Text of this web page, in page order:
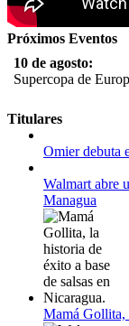
Próximos Eventos
10 de agosto:
Supercopa de
11 al 21 de agosto:
Campeonato
12 de agosto:
Empieza La Liga
Titulares
Omier debuta
Walmart abre
Managua
Mamá Gollita,